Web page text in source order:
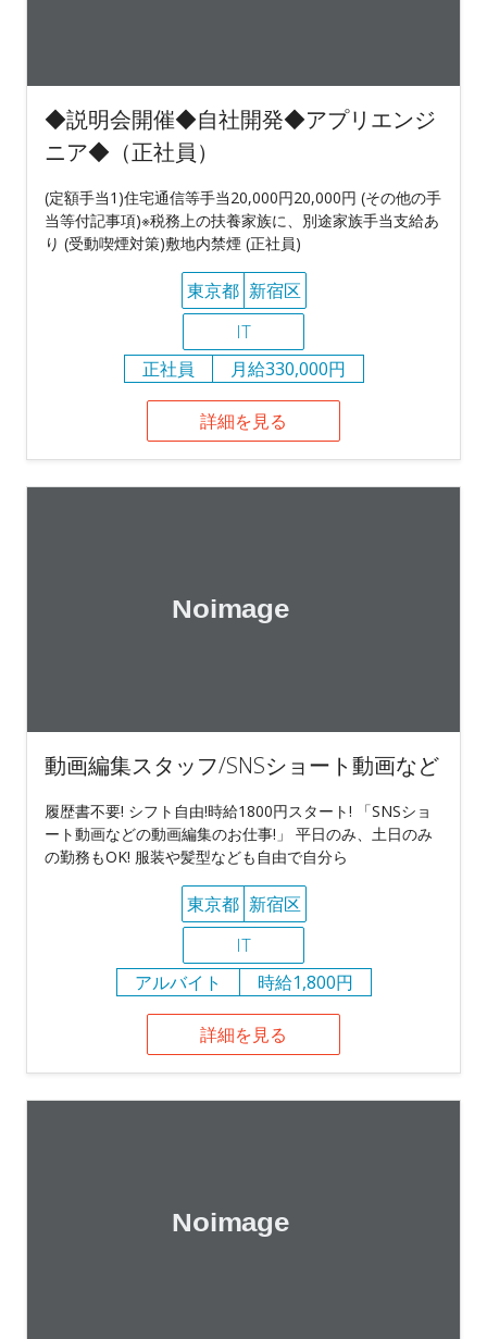
◆説明会開催◆自社開発◆アプリエンジ
ニア◆（正社員）
(定額手当1)住宅通信等手当20,000円20,000円 (その他の手
当等付記事項)※税務上の扶養家族に、別途家族手当支給あ
り (受動喫煙対策)敷地内禁煙 (正社員)
東京都 新宿区
IT
正社員
月給330,000円
詳細を見る
動画編集スタッフ/SNSショート動画など
履歴書不要! シフト自由!時給1800円スタート! 「SNSショ
ート動画などの動画編集のお仕事!」 平日のみ、土日のみ
の勤務もOK! 服装や髪型なども自由で自分ら
東京都 新宿区
IT
アルバイト
時給1,800円
詳細を見る